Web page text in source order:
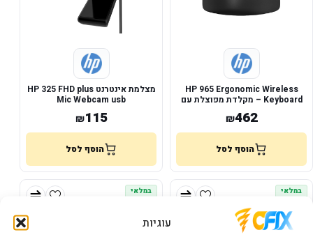
עוגיות
HP 965 Ergonomic Wireless
Keyboard – מקלדת מפוצלת עם
Numpad נפרד
₪462
הוסף לסל
מצלמת אינטרנט HP 325 FHD plus
Mic Webcam usb
₪115
הוסף לסל
במלאי במלאי